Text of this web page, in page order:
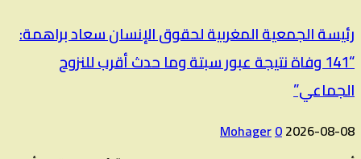
رئيسة الجمعية المغربية لحقوق الإنسان سعاد براهمة:
“141 وفاة نتيجة عبور سبتة وما حدث أقرب للنزوح
الجماعي”
2026-08-08
Mohager0